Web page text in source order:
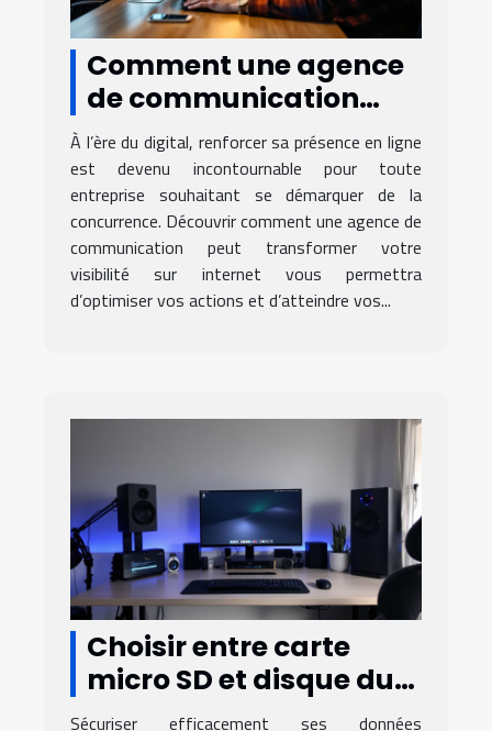
Comment une agence
de communication
renforce-t-elle votre
présence en ligne ?
À l’ère du digital, renforcer sa présence en ligne
est devenu incontournable pour toute
entreprise souhaitant se démarquer de la
concurrence. Découvrir comment une agence de
communication peut transformer votre
visibilité sur internet vous permettra
d’optimiser vos actions et d’atteindre vos...
Choisir entre carte
micro SD et disque dur
pour sécuriser vos
Sécuriser efficacement ses données